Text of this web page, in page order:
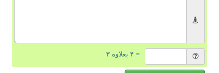
= ۴ بعلاوه ۳